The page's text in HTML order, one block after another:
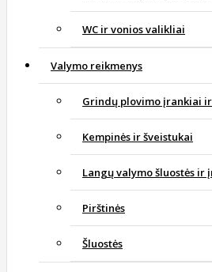
WC ir vonios valikliai
Valymo reikmenys
Grindų plovimo įrankiai
Kempinės ir šveistukai
Langų valymo šluostės ir
Pirštinės
Šluostės